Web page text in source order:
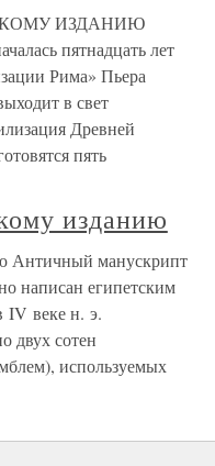
ИЗДАНИЮ
пятнадцать лет
Рима» Пьера
в свет
Древней
пять
изданию
Античный манускрипт
написан египетским
IV веке н. э.
двух сотен
используемых